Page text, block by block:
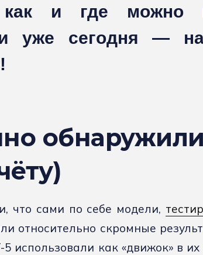
и где можно
уже сегодня —
!
что сами по себе модели,
относительно скромные
5 использовали как «движок» в